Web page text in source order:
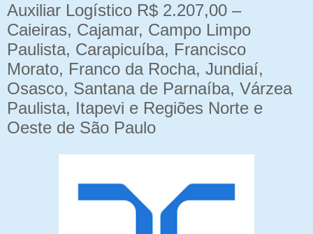
Auxiliar Logístico R$ 2.207,00 –
Caieiras, Cajamar, Campo Limpo
Paulista, Carapicuíba, Francisco
Morato, Franco da Rocha, Jundiaí,
Osasco, Santana de Parnaíba, Várzea
Paulista, Itapevi e Regiões Norte e
Oeste de São Paulo